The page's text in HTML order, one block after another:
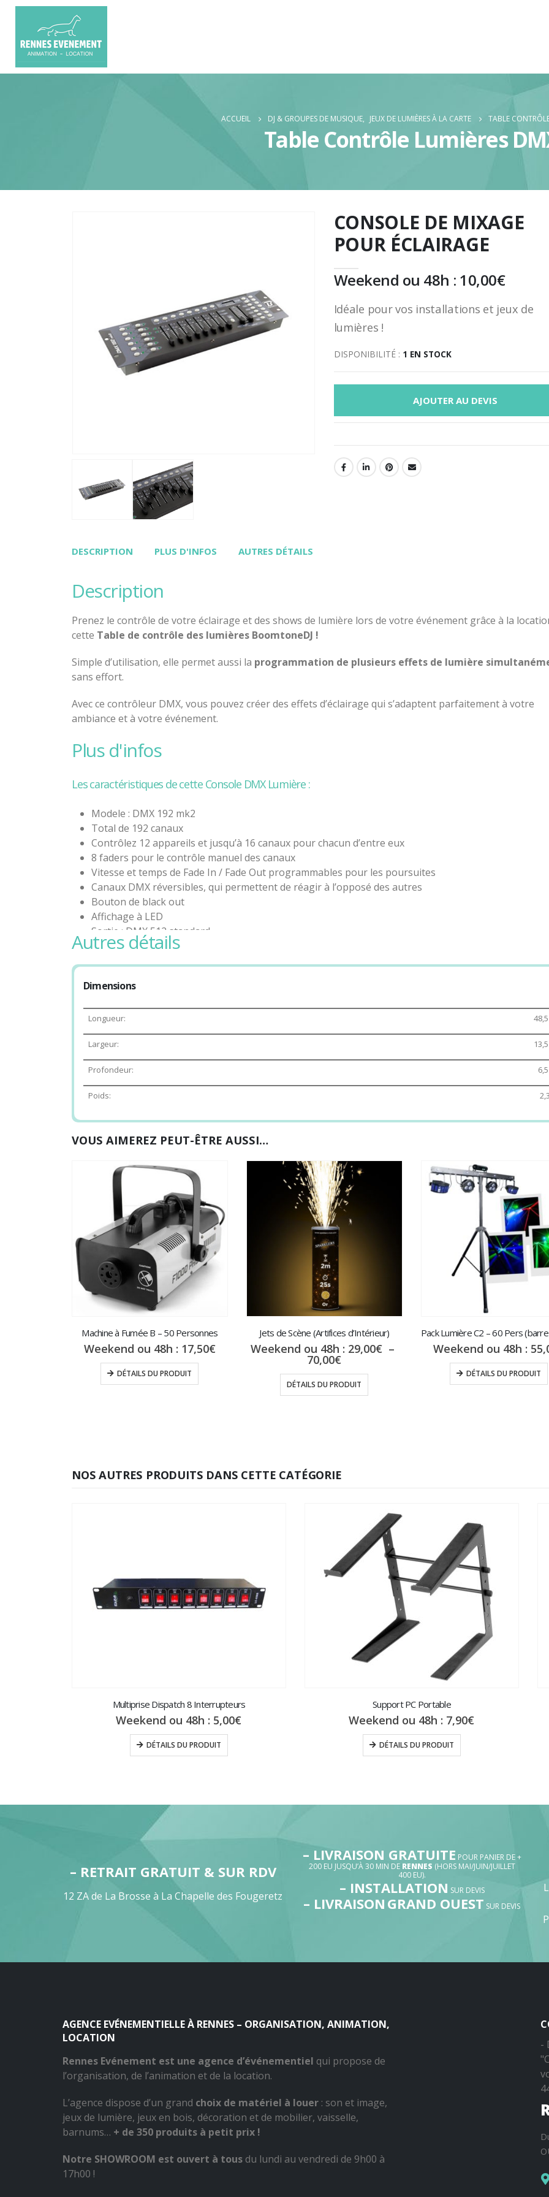
ACCUEIL DJ & GROUPES DE MUSIQUE, JEUX DE LUMIÈRES À LA CARTE TABLE
Table Contrôle Lumières
CONSOLE DE MIXAGE
POUR ÉCLAIRAGE
Weekend ou 48h : 10,00€
Idéale pour vos installations et jeux de
lumières !
DISPONIBILITÉ : 1 EN STOCK
AJOUTER AU DEVIS
DESCRIPTION PLUS D'INFOS AUTRES DÉTAILS
description
Prenez le contrôle de votre éclairage et des shows de lumière lors de votre événement grâce à la
cette Table de contrôle des lumières BoomtoneDJ !
Simple d’utilisation, elle permet aussi la programmation de plusieurs effets de lumière
sans effort.
Avec ce contrôleur DMX, vous pouvez créer des effets d’éclairage qui s’adaptent parfaitement à votre
ambiance et à votre événement.
plus d'infos
Les caractéristiques de cette Console DMX Lumière :
Modele : DMX 192 mk2
Total de 192 canaux
Contrôlez 12 appareils et jusqu’à 16 canaux pour chacun d’entre eux
8 faders pour le contrôle manuel des canaux
Vitesse et temps de Fade In / Fade Out programmables pour les poursuites
Canaux DMX réversibles, qui permettent de réagir à l’opposé des autres
Bouton de black out
Affichage à LED
Sortie : DMX 512 standard
Connecteur de sortie : XLR à 3 broches femelle
autres détails
Dimensions
Longueur:
Largeur:
Profondeur:
Poids:
VOUS AIMEREZ PEUT-ÊTRE AUSSI…
Machine à Fumée B – 50 Personnes
Weekend ou 48h : 17,50€
DÉTAILS DU PRODUIT
Jets de Scène (Artifices d’Intérieur)
Weekend ou 48h : 29,00€ –
70,00€Plage
de
prix :
29,00€
DÉTAILS DU PRODUIT
Weekend ou 48h :
DÉTAILS DU PRODUIT
NOS AUTRES PRODUITS DANS CETTE CATÉGORIE
Multiprise Dispatch 8 Interrupteurs
Weekend ou 48h : 5,00€
DÉTAILS DU PRODUIT
Support PC Portable
Weekend ou 48h : 7,90€
DÉTAILS DU PRODUIT
– RETRAIT GRATUIT & SUR RDV
12 ZA de La Brosse à La Chapelle des Fougeretz
– LIVRAISON GRATUITE POUR PANIER DE +
200 EU JUSQU’À 30 MIN DE RENNES (HORS MAI/JUIN/JUILLET
400 EU).
– INSTALLATION SUR DEVIS
– LIVRAISON GRAND OUEST SUR DEVIS
AGENCE EVÉNEMENTIELLE À RENNES – ORGANISATION, ANIMATION,
LOCATION
Rennes Evénement est une agence d’événementiel qui propose de
l’organisation, de l’animation et de la location.
L’agence dispose d’un grand choix de matériel à louer : son et image,
jeux de lumière, jeux en bois, décoration et de mobilier, vaisselle,
barnums… + de 350 produits à petit prix !
Notre SHOWROOM est ouvert à tous du lundi au vendredi de 9h00 à
17h00 !
-